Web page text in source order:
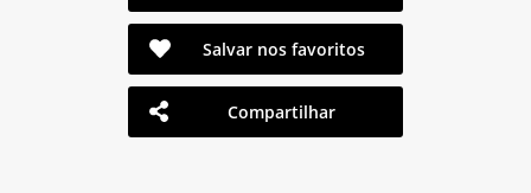
Salvar nos favoritos
Compartilhar